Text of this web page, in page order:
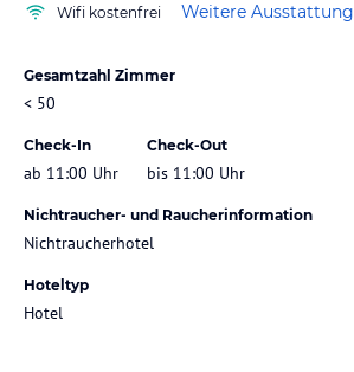
Wifi kostenfrei Weitere Ausstattung
Gesamtzahl Zimmer
< 50
Check-In
ab 11:00 Uhr
Check-Out
bis 11:00 Uhr
Nichtraucher- und Raucherinformation
Nichtraucherhotel
Hoteltyp
Hotel